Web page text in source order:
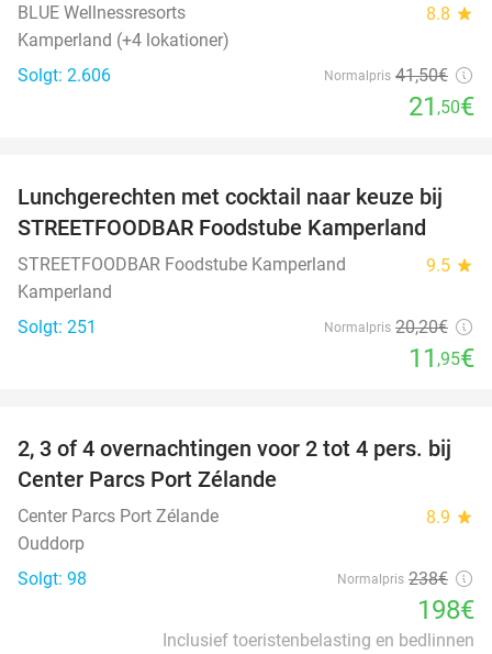
BLUE Wellnessresorts 8.8 star
Kamperland (+4 lokationer)
Solgt: 2.606
Normalpris 41,50€
21 ,50€
41%
Lunchgerechten met cocktail naar keuze bij
STREETFOODBAR Foodstube Kamperland
STREETFOODBAR Foodstube Kamperland 9.5 star
Kamperland
Solgt: 251
Normalpris 20,20€
11 ,95€
17%
2, 3 of 4 overnachtingen voor 2 tot 4 pers. bij
Center Parcs Port Zélande
Center Parcs Port Zélande 8.9 star
Ouddorp
Solgt: 98
Normalpris 238€
198€
Inclusief toeristenbelasting en bedlinnen